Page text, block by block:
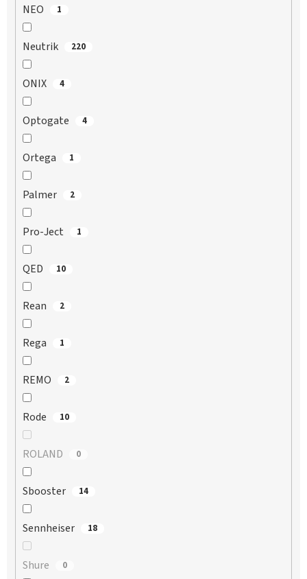
NEO 1
Neutrik 220
ONIX 4
Optogate 4
Ortega 1
Palmer 2
Pro-Ject 1
QED 10
Rean 2
Rega 1
REMO 2
Rode 10
ROLAND 0
Sbooster 14
Sennheiser 18
Shure 0